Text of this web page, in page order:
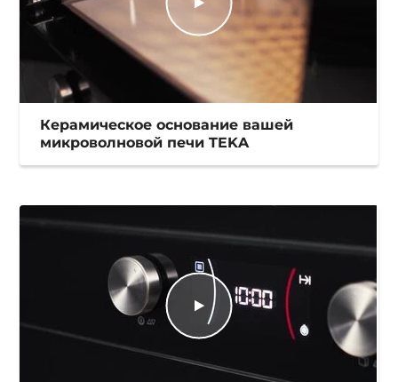
Керамическое основание вашей
микроволновой печи TEKA